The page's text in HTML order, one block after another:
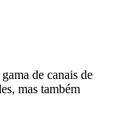
de canais de
mas também